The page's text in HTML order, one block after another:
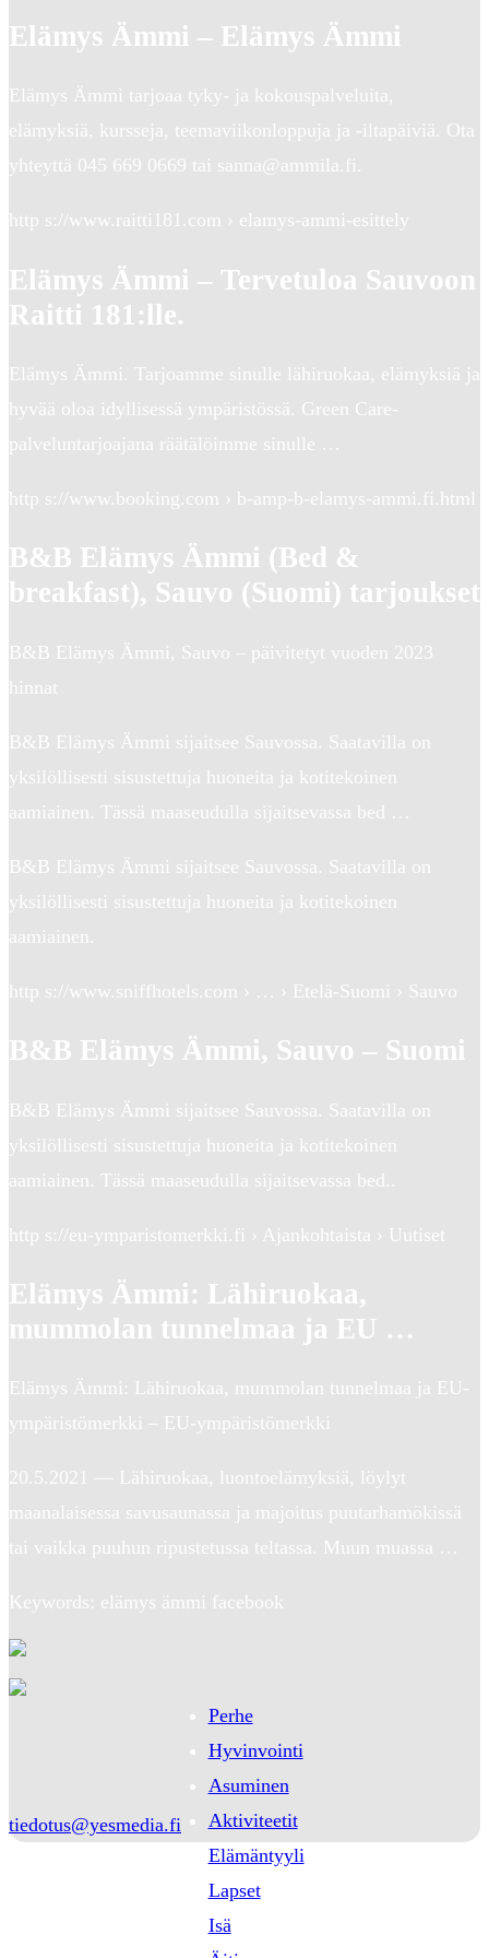
Elämys Ämmi – Elämys Ämmi
Elämys Ämmi tarjoaa tyky- ja kokouspalveluita,
elämyksiä, kursseja, teemaviikonloppuja ja -iltapäiviä. Ota
yhteyttä 045 669 0669 tai sanna@ammila.fi.
http s://www.raitti181.com › elamys-ammi-esittely
Elämys Ämmi – Tervetuloa Sauvoon
Raitti 181:lle.
Elämys Ämmi. Tarjoamme sinulle lähiruokaa, elämyksiä ja
hyvää oloa idyllisessä ympäristössä. Green Care-
palveluntarjoajana räätälöimme sinulle …
http s://www.booking.com › b-amp-b-elamys-ammi.fi.html
B&B Elämys Ämmi (Bed &
breakfast), Sauvo (Suomi) tarjoukset
B&B Elämys Ämmi, Sauvo – päivitetyt vuoden 2023
hinnat
B&B Elämys Ämmi sijaitsee Sauvossa. Saatavilla on
yksilöllisesti sisustettuja huoneita ja kotitekoinen
aamiainen. Tässä maaseudulla sijaitsevassa bed …
B&B Elämys Ämmi sijaitsee Sauvossa. Saatavilla on
yksilöllisesti sisustettuja huoneita ja kotitekoinen
aamiainen.
http s://www.sniffhotels.com › … › Etelä-Suomi › Sauvo
B&B Elämys Ämmi, Sauvo – Suomi
B&B Elämys Ämmi sijaitsee Sauvossa. Saatavilla on
yksilöllisesti sisustettuja huoneita ja kotitekoinen
aamiainen. Tässä maaseudulla sijaitsevassa bed..
http s://eu-ymparistomerkki.fi › Ajankohtaista › Uutiset
Elämys Ämmi: Lähiruokaa,
mummolan tunnelmaa ja EU …
Elämys Ämmi: Lähiruokaa, mummolan tunnelmaa ja EU-
ympäristömerkki – EU-ympäristömerkki
20.5.2021 — Lähiruokaa, luontoelämyksiä, löylyt
maanalaisessa savusaunassa ja majoitus puutarhamökissä
tai vaikka puuhun ripustetussa teltassa. Muun muassa …
Keywords: elämys ämmi facebook
Perhe
Hyvinvointi
Asuminen
Aktiviteetit
Elämäntyyli
Lapset
Isä
tiedotus@yesmedia.fi